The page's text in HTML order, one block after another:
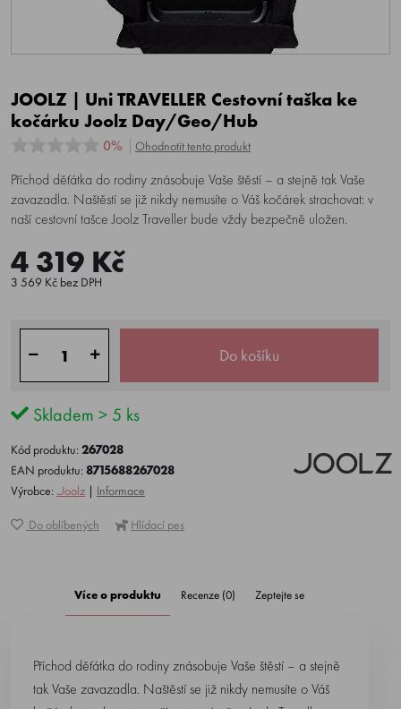
JOOLZ | Uni TRAVELLER Cestovní taška ke
kočárku Joolz Day/Geo/Hub
0% Ohodnotit tento produkt
Příchod děťátka do rodiny znásobuje Vaše štěstí – a stejně tak Vaše
zavazadla. Naštěstí se již nikdy nemusíte o Váš kočárek strachovat: v
naší cestovní tašce Joolz Traveller bude vždy bezpečně uložen.
4 319 Kč
3 569 Kč bez DPH
Do košíku
Skladem > 5 ks
Kód produktu:267028
EAN produktu:8715688267028
Výrobce:Joolz | Informace
Do oblíbených Hlídací pes
Více o produktu Recenze (0) Zeptejte se
Příchod děťátka do rodiny znásobuje Vaše štěstí – a stejně
tak Vaše zavazadla. Naštěstí se již nikdy nemusíte o Váš